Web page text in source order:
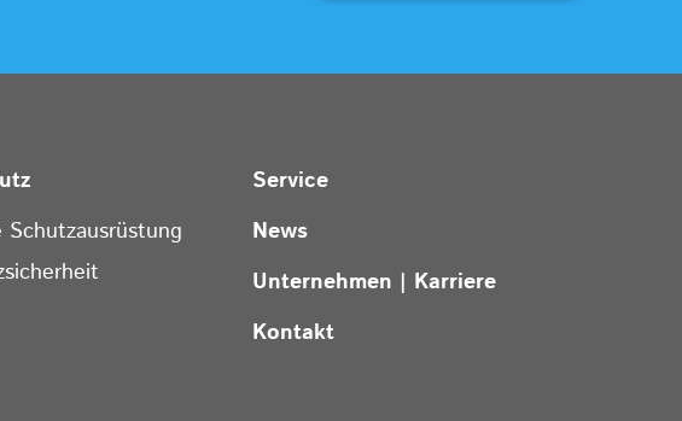
Schutzausrüstung
Service
News
Unternehmen | Karriere
Kontakt